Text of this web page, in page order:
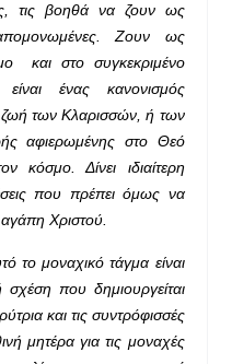
τις βοηθά να ζουν ως
Ζουν ως
και στο συγκεκριμένο
ένας κανονισμός
ζωή των Κλαρισσών, ή των
αφιερωμένης στο Θεό
κόσμο. Δίνει ιδιαίτερη
που πρέπει όμως να
Χριστού.
το μοναχικό τάγμα είναι
που δημιουργείται
και τις συντρόφισσές
μητέρα για τις μοναχές